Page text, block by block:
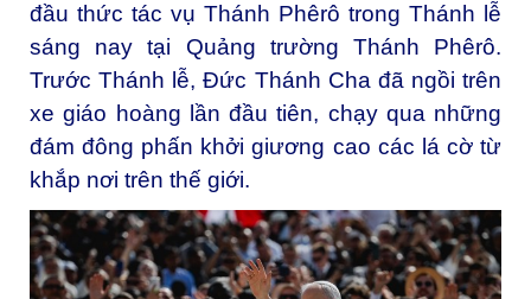
đầu thức tác vụ Thánh Phêrô trong Thánh lễ
sáng nay tại Quảng trường Thánh Phêrô.
Trước Thánh lễ, Đức Thánh Cha đã ngồi trên
xe giáo hoàng lần đầu tiên, chạy qua những
đám đông phấn khởi giương cao các lá cờ từ
khắp nơi trên thế giới.